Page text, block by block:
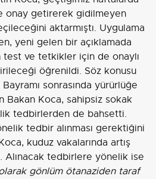
onay getirerek gidilmeyen
aktarmıştı. Uygulama
yeni gelen bir açıklamada
test ve tetkikler için de onaylı
öğrenildi. Söz konusu
sonrasında yürürlüğe
Bakan Koca, sahipsiz sokak
tedbirlerden de bahsetti.
tedbir alınması gerektiğini
kuduz vakalarında artış
tedbirlere yönelik ise
gönlüm ötanaziden taraf